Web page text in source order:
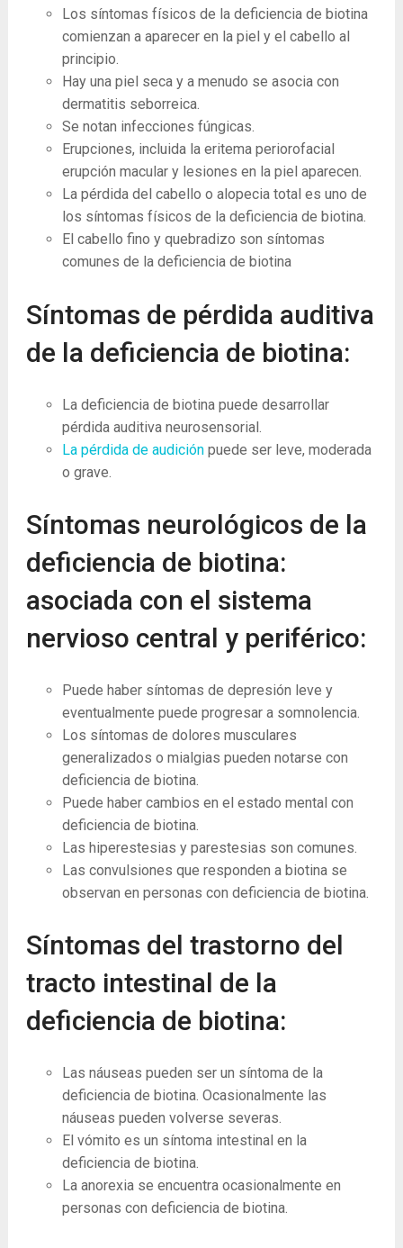
Los síntomas físicos de la deficiencia de biotina
comienzan a aparecer en la piel y el cabello al
principio.
Hay una piel seca y a menudo se asocia con
dermatitis seborreica.
Se notan infecciones fúngicas.
Erupciones, incluida la eritema periorofacial
erupción macular y lesiones en la piel aparecen.
La pérdida del cabello o alopecia total es uno de
los síntomas físicos de la deficiencia de biotina.
El cabello fino y quebradizo son síntomas
comunes de la deficiencia de biotina
Síntomas de pérdida auditiva
de la deficiencia de biotina:
La deficiencia de biotina puede desarrollar
pérdida auditiva neurosensorial.
La pérdida de audición puede ser leve, moderada
o grave.
Síntomas neurológicos de la
deficiencia de biotina:
asociada con el sistema
nervioso central y periférico:
Puede haber síntomas de depresión leve y
eventualmente puede progresar a somnolencia.
Los síntomas de dolores musculares
generalizados o mialgias pueden notarse con
deficiencia de biotina.
Puede haber cambios en el estado mental con
deficiencia de biotina.
Las hiperestesias y parestesias son comunes.
Las convulsiones que responden a biotina se
observan en personas con deficiencia de biotina.
Síntomas del trastorno del
tracto intestinal de la
deficiencia de biotina:
Las náuseas pueden ser un síntoma de la
deficiencia de biotina. Ocasionalmente las
náuseas pueden volverse severas.
El vómito es un síntoma intestinal en la
deficiencia de biotina.
La anorexia se encuentra ocasionalmente en
personas con deficiencia de biotina.